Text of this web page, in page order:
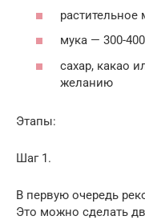
растительное
мука — 300-
сахар, какао
желанию
Этапы:
Шаг 1.
В первую очередь
Это можно сделать